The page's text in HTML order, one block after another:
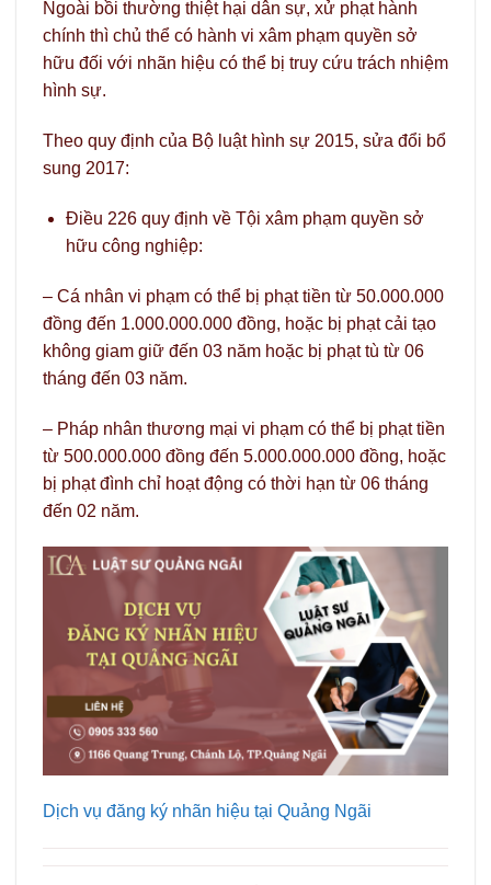
Ngoài bồi thường thiệt hại dân sự, xử phạt hành
chính thì chủ thể có hành vi xâm phạm quyền sở
hữu đối với nhãn hiệu có thể bị truy cứu trách nhiệm
hình sự.
Theo quy định của Bộ luật hình sự 2015, sửa đổi bổ
sung 2017:
Điều 226 quy định về Tội xâm phạm quyền sở
hữu công nghiệp:
– Cá nhân vi phạm có thể bị phạt tiền từ 50.000.000
đồng đến 1.000.000.000 đồng, hoặc bị phạt cải tạo
không giam giữ đến 03 năm hoặc bị phạt tù từ 06
tháng đến 03 năm.
– Pháp nhân thương mại vi phạm có thể bị phạt tiền
từ 500.000.000 đồng đến 5.000.000.000 đồng, hoặc
bị phạt đình chỉ hoạt động có thời hạn từ 06 tháng
đến 02 năm.
Dịch vụ đăng ký nhãn hiệu tại Quảng Ngãi